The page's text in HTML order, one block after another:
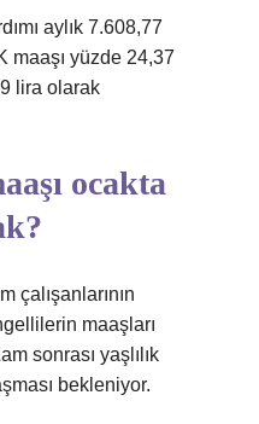
aylık 7.608,77
maaşı yüzde 24,37
lira olarak
ocakta
çalışanlarının
maaşları
sonrası yaşlılık
bekleniyor.